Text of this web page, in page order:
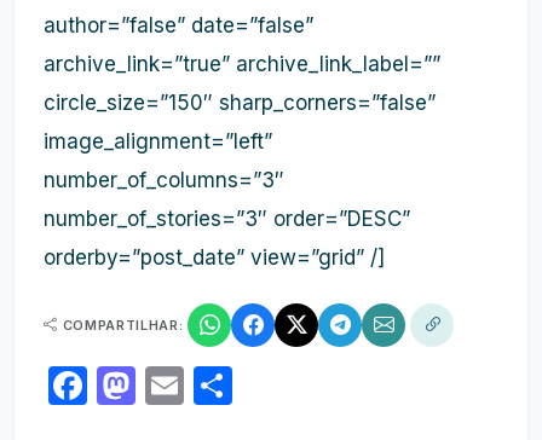
author=”false” date=”false”
archive_link=”true” archive_link_label=””
circle_size=”150″ sharp_corners=”false”
image_alignment=”left”
number_of_columns=”3″
number_of_stories=”3″ order=”DESC”
orderby=”post_date” view=”grid” /]
COMPARTILHAR:
Facebook
Mastodon
Email